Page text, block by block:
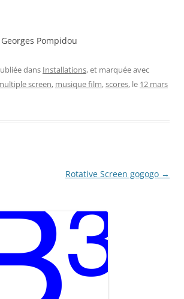
Pompidou
dans Installations, et marquée avec
screen, musique film,scores, le 12 mars
Rotative Screen gogogo →